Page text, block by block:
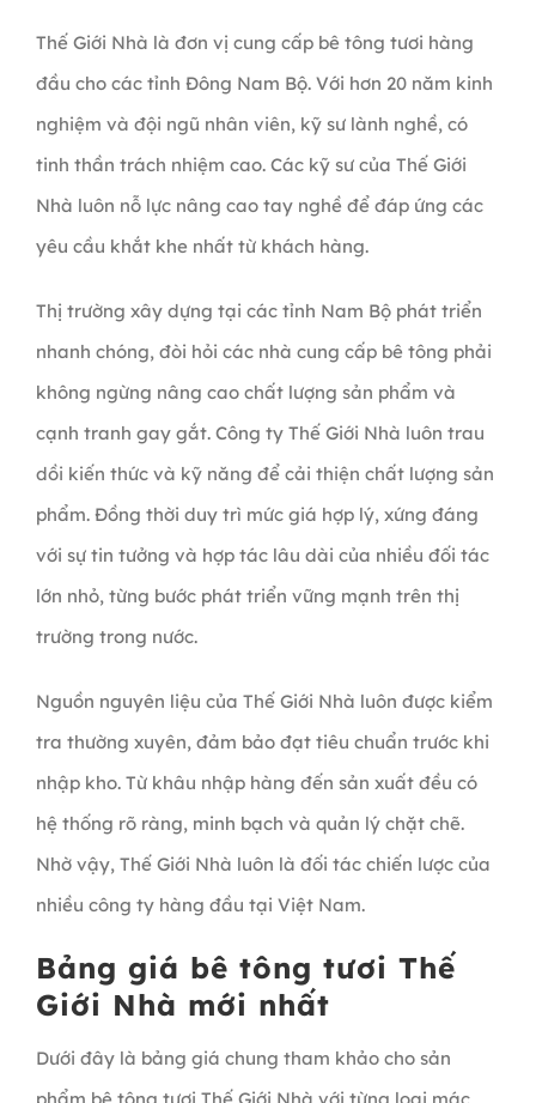
Thế Giới Nhà là đơn vị cung cấp bê tông tươi hàng
đầu cho các tỉnh Đông Nam Bộ. Với hơn 20 năm kinh
nghiệm và đội ngũ nhân viên, kỹ sư lành nghề, có
tinh thần trách nhiệm cao. Các kỹ sư của Thế Giới
Nhà luôn nỗ lực nâng cao tay nghề để đáp ứng các
yêu cầu khắt khe nhất từ khách hàng.
Thị trường xây dựng tại các tỉnh Nam Bộ phát triển
nhanh chóng, đòi hỏi các nhà cung cấp bê tông phải
không ngừng nâng cao chất lượng sản phẩm và
cạnh tranh gay gắt. Công ty Thế Giới Nhà luôn trau
dồi kiến thức và kỹ năng để cải thiện chất lượng sản
phẩm. Đồng thời duy trì mức giá hợp lý, xứng đáng
với sự tin tưởng và hợp tác lâu dài của nhiều đối tác
lớn nhỏ, từng bước phát triển vững mạnh trên thị
trường trong nước.
Nguồn nguyên liệu của Thế Giới Nhà luôn được kiểm
tra thường xuyên, đảm bảo đạt tiêu chuẩn trước khi
nhập kho. Từ khâu nhập hàng đến sản xuất đều có
hệ thống rõ ràng, minh bạch và quản lý chặt chẽ.
Nhờ vậy, Thế Giới Nhà luôn là đối tác chiến lược của
nhiều công ty hàng đầu tại Việt Nam.
Bảng giá bê tông tươi Thế
Giới Nhà mới nhất
Dưới đây là bảng giá chung tham khảo cho sản